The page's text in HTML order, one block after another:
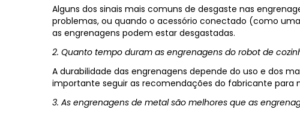
Alguns dos sinais mais comuns de desgaste nas
problemas, ou quando o acessório conectado (como
as engrenagens podem estar desgastadas.
2. Quanto tempo duram as engrenagens do robot de
A durabilidade das engrenagens depende do uso e dos
importante seguir as recomendações do fabricante para
3. As engrenagens de metal são melhores que as